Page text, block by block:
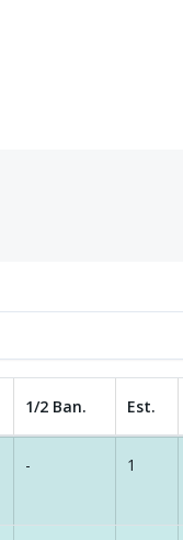
1/2 Ban. Est.
- 1